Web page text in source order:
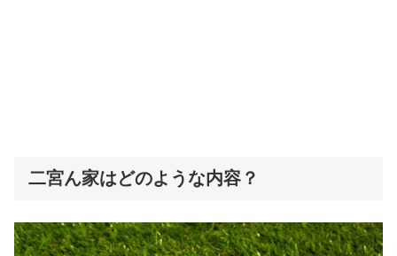
二宮ん家はどのような内容？